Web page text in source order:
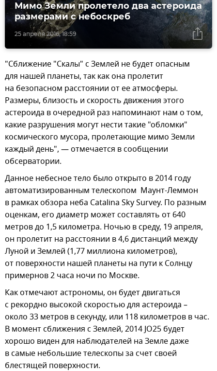
25 апреля 2016, 18:59
Мимо Земли пролетело два астероида
размерами с небоскреб
"Сближение "Скалы" с Землей не будет опасным
для нашей планеты, так как она пролетит
на безопасном расстоянии от ее атмосферы.
Размеры, близость и скорость движения этого
астероида в очередной раз напоминают нам о том,
какие разрушения могут нести такие "обломки"
космического мусора, пролетающие мимо Земли
каждый день", — отмечается в сообщении
обсерватории.
Данное небесное тело было открыто в 2014 году
автоматизированным телескопом Маунт-Леммон
в рамках обзора неба Catalina Sky Survey. По разным
оценкам, его диаметр может составлять от 640
метров до 1,5 километра. Ночью в среду, 19 апреля,
он пролетит на расстоянии в 4,6 дистанций между
Луной и Землей (1,77 миллиона километров),
от поверхности нашей планеты на пути к Солнцу
примернов 2 часа ночи по Москве.
Как отмечают астрономы, он будет двигаться
с рекордно высокой скоростью для астероида –
около 33 метров в секунду, или 118 километров в час.
В момент сближения с Землей, 2014 JO25 будет
хорошо виден для наблюдателей на Земле даже
в самые небольшие телескопы за счет своей
блестящей поверхности.